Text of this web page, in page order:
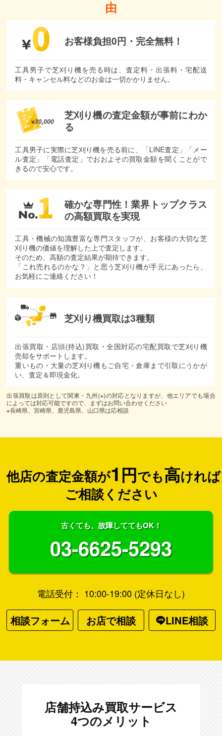
由
お客様負担0円・ 完全無料！
工具男子で芝刈り機を売る時は、査定料・出張料・宅配送
料・キャンセル料などのお金は一切かかりません。
芝刈り機の査定金額が事前にわか
る
工具男子に実際に芝刈り機を売る前に、「LINE査定」「メー
ル査定」「電話査定」でおおよその買取金額を聞くことがで
きるので安心です。
確かな専門性！業界トップクラス
の高額買取を実現
工具・機械の知識豊富な専門スタッフが、お客様の大切な芝
刈り機の価値を理解した上で査定します。
そのため、高額の査定結果が期待できます。
「これ売れるのかな？」と思う芝刈り機が手元にあったら、
お気軽にご連絡ください！
芝刈り機買取は3種類
出張買取・店頭(持込)買取・全国対応の宅配買取で芝刈り機
売却をサポートします。
重いもの・大量の芝刈り機もご自宅・倉庫まで引取にうかが
い、査定＆即現金化。
出張買取は原則として関東・九州(※)の対応となりますが、他エリアでも場合
によっては対応可能ですので、まずはお問い合わせください
※長崎県、宮崎県、鹿児島県、山口県は応相談
他店の査定金額が1円でも高ければ
ご相談ください
古くても、故障しててもOK！
03-6625-5293
電話受付： 10:00-19:00 (定休日なし)
相談フォーム お店で相談 LINE相談
店舗持込み買取サービス
4つのメリット